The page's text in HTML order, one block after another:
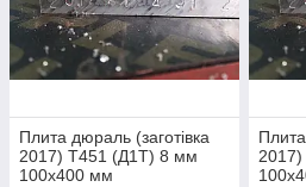
Плита дюраль (заготівка
2017) T451 (Д1Т) 8 мм
100х400 мм